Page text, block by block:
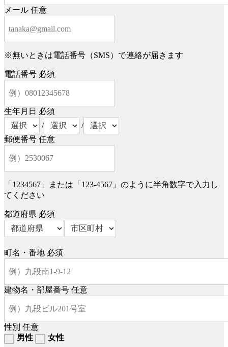
メール 任意
※無いときは電話番号（SMS）で連絡が届きます
電話番号 必須
生年月日 必須
/
/
郵便番号 任意
「1234567」または「123-4567」のように半角数字で入力し
てください
都道府県 必須
町名・番地 必須
建物名・部屋番号 任意
性別 任意
男性
女性